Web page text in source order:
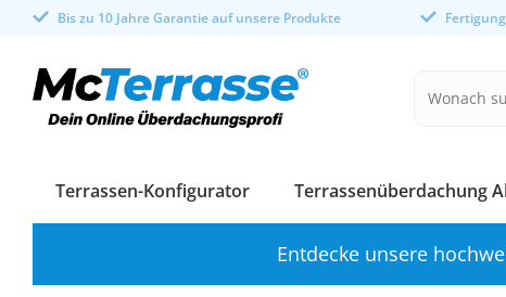
Bis zu 10 Jahre Garantie auf unsere Produkte
Terrassen-Konfigurator Terrassenüberdachung
Entdecke unsere